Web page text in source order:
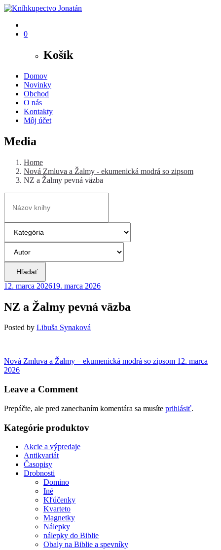
0
Košík
Domov
Novinky
Obchod
O nás
Kontakty
Môj účet
Media
Home
Nová Zmluva a Žalmy - ekumenická modrá so zipsom
NZ a Žalmy pevná väzba
Hľadať
12. marca 202619. marca 2026
NZ a Žalmy pevná väzba
Posted by Libuša Synaková
Navigácia
v
článku
Nová Zmluva a Žalmy – ekumenická modrá so zipsom Previous
12. marca
2026
Leave a Comment
Prepáčte, ale pred zanechaním komentára sa musíte prihlásiť.
Kategórie produktov
Akcie a výpredaje
Antikvariát
Časopisy
Drobnosti
Domino
Iné
Kľúčenky
Kvarteto
Magnetky
Nálepky
nálepky do Biblie
Obaly na Biblie a spevníky